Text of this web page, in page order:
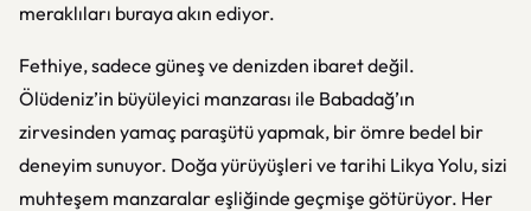
meraklıları buraya akın ediyor.
Fethiye, sadece güneş ve denizden ibaret değil.
Ölüdeniz’in büyüleyici manzarası ile Babadağ’ın
zirvesinden yamaç paraşütü yapmak, bir ömre bedel bir
deneyim sunuyor. Doğa yürüyüşleri ve tarihi Likya Yolu, sizi
muhteşem manzaralar eşliğinde geçmişe götürüyor. Her